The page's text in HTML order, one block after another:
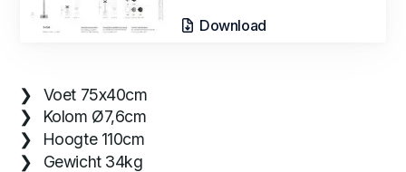
Download
Voet 75x40cm
Kolom Ø7,6cm
Hoogte 110cm
Gewicht 34kg